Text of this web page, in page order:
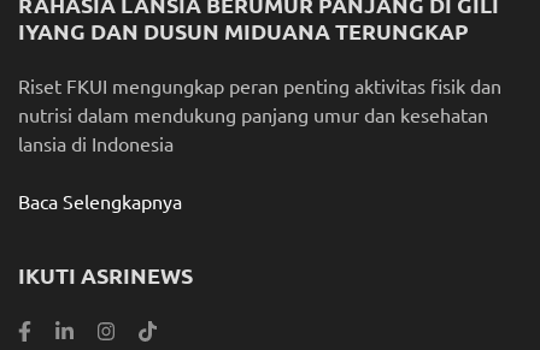
IYANG DAN DUSUN MIDUANA TERUNGKAP
Riset FKUI mengungkap peran penting aktivitas fisik dan
nutrisi dalam mendukung panjang umur dan kesehatan
lansia di Indonesia
Baca Selengkapnya
IKUTI ASRINEWS